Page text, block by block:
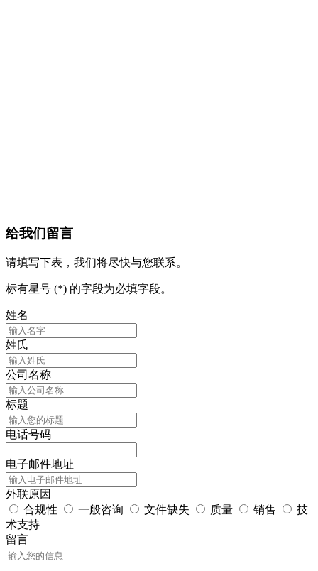
给我们留言
请填写下表，我们将尽快与您联系。
标有星号 (*) 的字段为必填字段。
姓名
姓氏
公司名称
标题
电话号码
电子邮件地址
外联原因
合规性
一般咨询 文件缺失 质量 销售
技
术支持
留言